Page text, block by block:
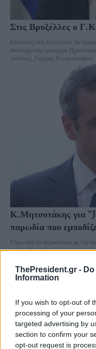
ThePresident.gr -
Information
If you wish to opt-out of
processing of your
targeted advertising by
section to confirm your
opt-out request is
Στις Βρυξέλλες ο
Επίσκεψη στις Βρυξέλλες θα
αναπληρωτής υπουργός
Κ.Μητσοτάκης για
παρωδία που
Γύρω από το περιστατικό με την
πολύ ενδιαφέρουσα μάχη